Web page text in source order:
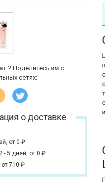
? Поделитесь им с
сетях:
о доставке
от 0 ₽
- 5 дней, от 0 ₽
от 710 ₽